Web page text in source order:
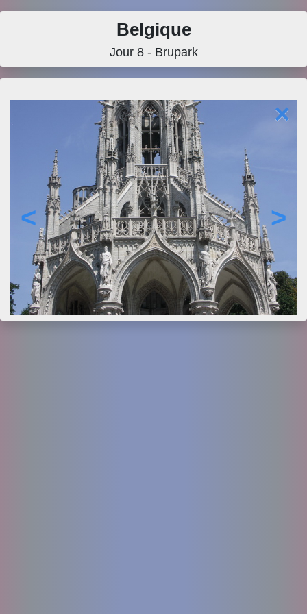
Belgique
Jour 8 - Brupark
×
< >